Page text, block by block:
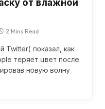
от влажной
2 Mins Read
Twitter) показал, как
теряет цвет после
новую волну